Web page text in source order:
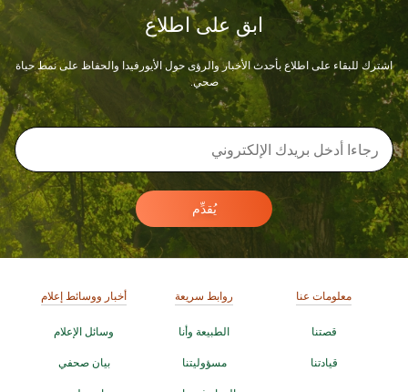
ابق على اطلاع
اشترك للبقاء على اطلاع بأحدث الأخبار والرؤى حول الأيورفيدا والحفاظ على نمط حياة
صحي.
يُقدِّم
معلومات عنا
قصتنا
قيادتنا
روابط سريعة
الطبيعة وأنا
مسؤوليتنا
أخبار ووسائط إعلام
وسائل الإعلام
بيان صحفي